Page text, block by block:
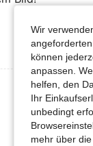
Mehr
Wir
können
anpassen.
helfen, den
Ihr
unbedingt
mehr über